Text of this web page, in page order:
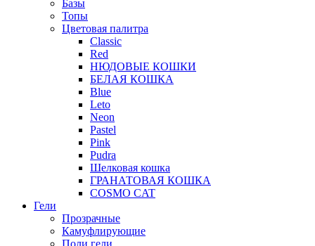
Базы
Топы
Цветовая палитра
Classic
Red
НЮДОВЫЕ КОШКИ
БЕЛАЯ КОШКА
Blue
Leto
Neon
Pastel
Pink
Pudra
Шелковая кошка
ГРАНАТОВАЯ КОШКА
COSMO CAT
Гели
Прозрачные
Камуфлирующие
Поли гели